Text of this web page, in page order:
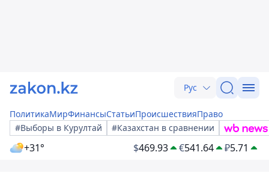
Рус
ПолитикаМирФинансыСтатьиПроисшествияПраво
#Выборы в Курултай
#Казахстан в сравнении
+31° $469.93 €541.64 ₽5.71